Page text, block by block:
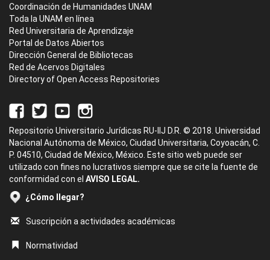
Coordinación de Humanidades UNAM
Toda la UNAM en línea
Red Universitaria de Aprendizaje
Portal de Datos Abiertos
Dirección General de Bibliotecas
Red de Acervos Digitales
Directory of Open Access Repositories
Repositorio Universitario Jurídicas RU-IIJ D.R. © 2018. Universidad
Nacional Autónoma de México, Ciudad Universitaria, Coyoacán, C.
P. 04510, Ciudad de México, México. Este sitio web puede ser
utilizado con fines no lucrativos siempre que se cite la fuente de
conformidad con el AVISO LEGAL.
¿Cómo llegar?
Suscripción a actividades académicas
Normatividad